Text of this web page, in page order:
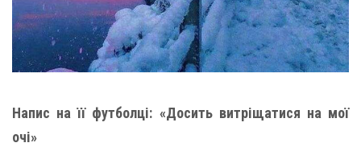
Напис на її футболці: «Досить витріщатися на мої
очі»